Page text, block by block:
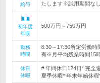
給与
たします※試用期間な
初年度
年収
500万円～750万円
勤務
時間
8:30～17:30所定労働時
有※月平均残業時間15
休日
休暇
# 年間休日124日* 完全
夏季休暇* 年末年始休暇